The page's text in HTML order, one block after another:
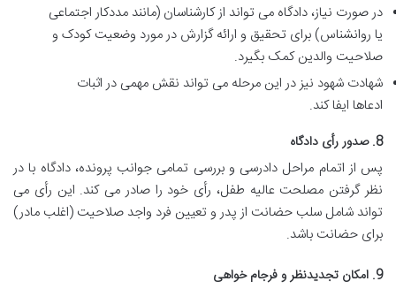
در صورت نیاز، دادگاه می تواند از کارشناسان (مانند مددکار اجتماعی
یا روانشناس) برای تحقیق و ارائه گزارش در مورد وضعیت کودک و
صلاحیت والدین کمک بگیرد.
شهادت شهود نیز در این مرحله می تواند نقش مهمی در اثبات
ادعاها ایفا کند.
8. صدور رأی دادگاه
پس از اتمام مراحل دادرسی و بررسی تمامی جوانب پرونده، دادگاه با در
نظر گرفتن مصلحت عالیه طفل، رأی خود را صادر می کند. این رأی می
تواند شامل سلب حضانت از پدر و تعیین فرد واجد صلاحیت (اغلب مادر)
برای حضانت باشد.
9. امکان تجدیدنظر و فرجام خواهی